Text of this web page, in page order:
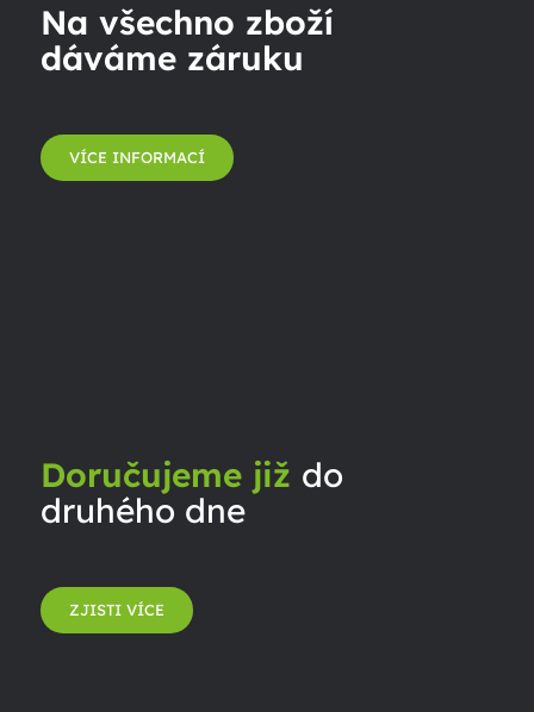
Na všechno zboží
dáváme záruku
VÍCE INFORMACÍ
Doručujeme již do
druhého dne
ZJISTI VÍCE